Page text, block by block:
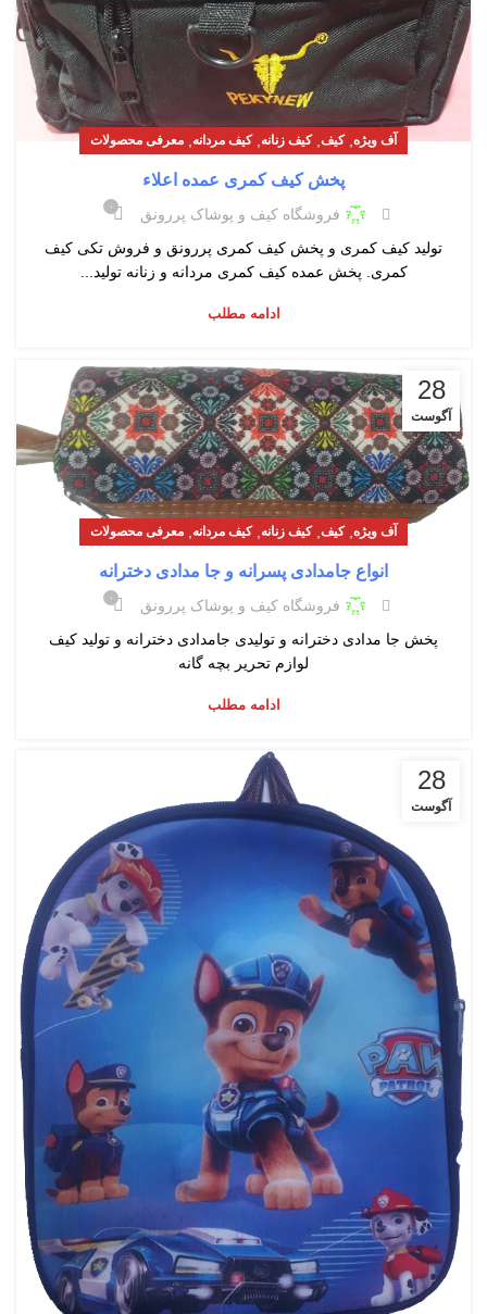
آف ویژه,کیف,کیف زنانه,کیف مردانه, معرفی محصولات
پخش کیف کمری عمده اعلاء
فروشگاه کیف و پوشاک پررونق ۰
تولید کیف کمری و پخش کیف کمری پررونق و فروش تکی کیف
کمری. پخش عمده کیف کمری مردانه و زنانه تولید...
ادامه مطلب
28
آگوست
آف ویژه,کیف,کیف زنانه,کیف مردانه, معرفی محصولات
انواع جامدادی پسرانه و جا مدادی دخترانه
فروشگاه کیف و پوشاک پررونق ۰
پخش جا مدادی دخترانه و تولیدی جامدادی دخترانه و تولید کیف
لوازم تحریر بچه گانه
ادامه مطلب
28
آگوست